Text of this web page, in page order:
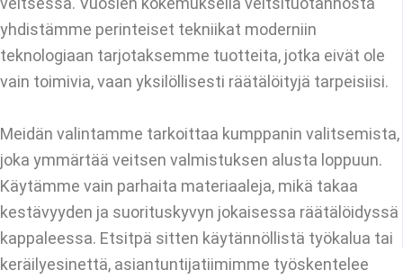
yhdistämme perinteiset tekniikat moderniin
teknologiaan tarjotaksemme tuotteita, jotka eivät ole
vain toimivia, vaan yksilöllisesti räätälöityjä tarpeisiisi.
Meidän valintamme tarkoittaa kumppanin valitsemista,
joka ymmärtää veitsen valmistuksen alusta loppuun.
Käytämme vain parhaita materiaaleja, mikä takaa
kestävyyden ja suorituskyvyn jokaisessa räätälöidyssä
kappaleessa. Etsitpä sitten käytännöllistä työkalua tai
keräilyesinettä, asiantuntijatiimimme työskentelee